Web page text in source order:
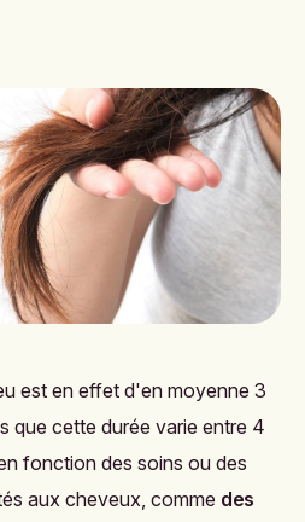
est en effet d'en moyenne 3
que cette durée varie entre 4
fonction des soins ou des
aux cheveux, comme des